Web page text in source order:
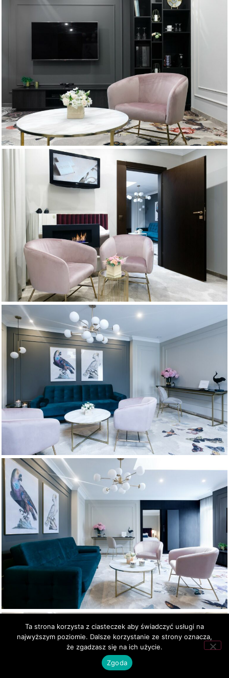
Ta strona korzysta z ciasteczek aby świadczyć usługi na
najwyższym poziomie. Dalsze korzystanie ze strony oznacza,
że zgadzasz się na ich użycie.
Zgoda